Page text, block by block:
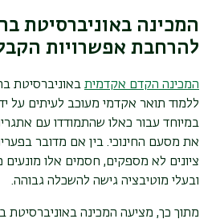
המכינה באוניברסיטת
להרחבת אפשרויות
המכינה הקדם אקדמית באוניברסיטת
ללמוד תואר אקדמי מעוכב לעיתים על
במיוחד עבור כאלו שהתמודדו עם
את מסעם החינוכי. בין אם מדובר
ציונים לא מספקים, חסמים אלו מונעים
ובעלי מוטיבציה גישה להשכלה גבוהה.
מתוך כך, מציעה המכינה באוניברסיטת